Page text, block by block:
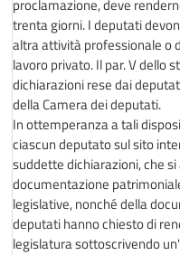
proclamazione, deve
trenta giorni. I deputati
altra attività professionale o
lavoro privato. Il par. V dello
dichiarazioni rese dai
della Camera dei deputati.
In ottemperanza a tali
ciascun deputato sul sito
suddette dichiarazioni, che
documentazione
legislative, nonché della
deputati hanno chiesto di
legislatura sottoscrivendo